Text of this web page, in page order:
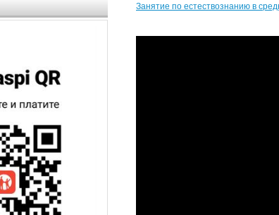
Занятие по естествознанию в